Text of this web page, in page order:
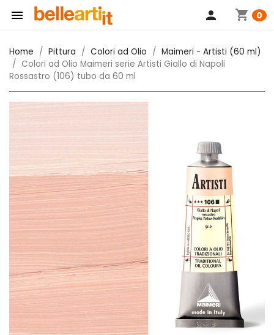
 shopping_cart 0
person
Home Pittura Colori ad Olio
Maimeri - Artisti (60 ml)
Colori ad Olio Maimeri serie Artisti Giallo di Napoli
Rossastro (106) tubo da 60 ml